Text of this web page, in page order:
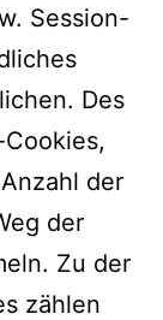
Session-
Des
der
der
Zu der
zählen